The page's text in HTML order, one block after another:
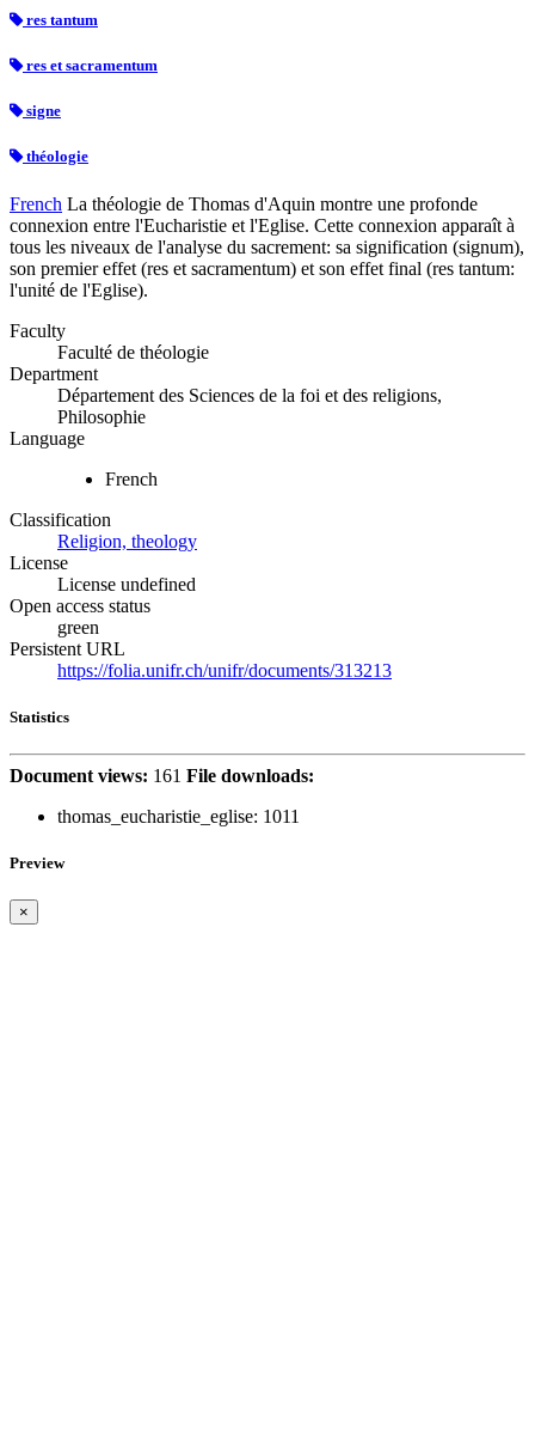
res tantum
res et sacramentum
signe
théologie
French La théologie de Thomas d'Aquin montre une profonde
connexion entre l'Eucharistie et l'Eglise. Cette connexion apparaît à
tous les niveaux de l'analyse du sacrement: sa signification (signum),
son premier effet (res et sacramentum) et son effet final (res tantum:
l'unité de l'Eglise).
Faculty
Faculté de théologie
Department
Département des Sciences de la foi et des religions,
Philosophie
Language
French
Classification
Religion, theology
License
License undefined
Open access status
green
Persistent URL
https://folia.unifr.ch/unifr/documents/313213
Statistics
Document views: 161 File downloads:
thomas_eucharistie_eglise: 1011
Preview
×